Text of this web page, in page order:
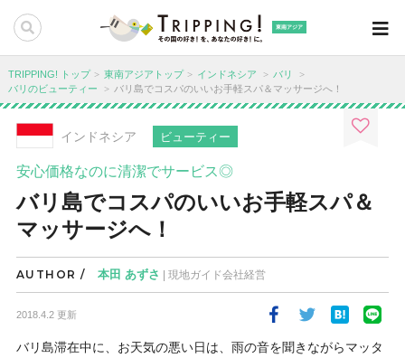
東南アジア
TRIPPING! トップ 東南アジアトップ インドネシア
バリ
バリのビューティー
バリ島でコスパのいいお手軽スパ＆マッサージへ！
インドネシア ビューティー
安心価格なのに清潔でサービス◎
バリ島でコスパのいいお手軽スパ＆
マッサージへ！
AUTHOR / 本田 あずさ | 現地ガイド会社経営
2018.4.2 更新
バリ島滞在中に、お天気の悪い日は、雨の音を聞きながらマッタ